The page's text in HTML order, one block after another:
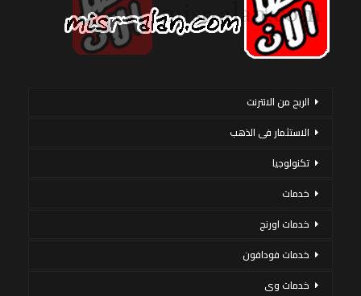
الربح من الانترنت
الاستثمار فى الذهب
تكنولوجيا
خدمات
خدمات اورنج
خدمات فودافون
خدمات وى